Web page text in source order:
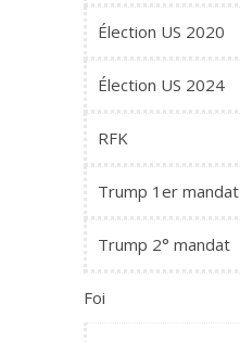
Élection US 2020
Élection US 2024
RFK
Trump 1er mandat
Trump 2° mandat
Foi